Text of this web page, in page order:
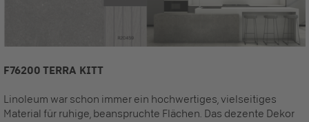
F76200 TERRA KITT
Linoleum war schon immer ein hochwertiges, vielseitiges
Material für ruhige, beanspruchte Flächen. Das dezente Dekor